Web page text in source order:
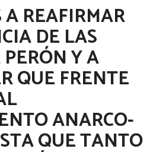
REAFIRMAR
DE LAS
Y A
QUE FRENTE
ANARCO-
QUE TANTO